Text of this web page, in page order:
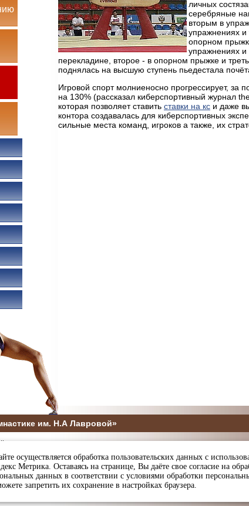
личных
серебряные
вторым в
упражнениях и
опорном
упражнениях и
перекладине, второе - в опорном прыжке и
поднялась на высшую ступень пьедестала
Игровой спорт молниеносно прогрессирует, за
на 130% (рассказал киберспортивный журнал
которая позволяет ставить ставки на кс и даже
контора создавалась для киберспортивных
сильные места команд, игроков а также, их
им. Н.А Лавровой»
96.
культуры и спорта Пензенской области
осуществляется обработка пользовательских данных с
Метрика. Оставаясь на странице, Вы даёте свое согласие на
данных в соответствии с условиями обработки
запретить их сохранение в настройках браузера.